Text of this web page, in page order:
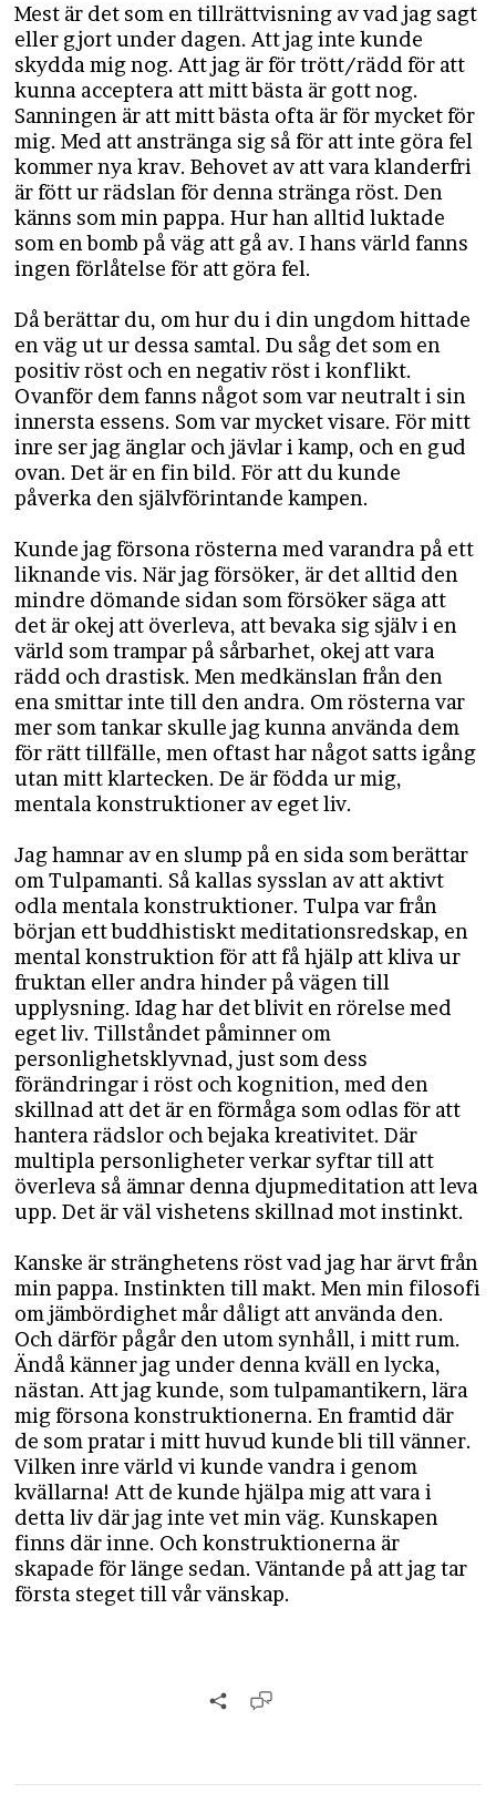
Mest är det som en tillrättvisning av vad jag sagt
eller gjort under dagen. Att jag inte kunde
skydda mig nog. Att jag är för trött/rädd för att
kunna acceptera att mitt bästa är gott nog.
Sanningen är att mitt bästa ofta är för mycket för
mig. Med att anstränga sig så för att inte göra fel
kommer nya krav. Behovet av att vara klanderfri
är fött ur rädslan för denna stränga röst. Den
känns som min pappa. Hur han alltid luktade
som en bomb på väg att gå av. I hans värld fanns
ingen förlåtelse för att göra fel.
Då berättar du, om hur du i din ungdom hittade
en väg ut ur dessa samtal. Du såg det som en
positiv röst och en negativ röst i konflikt.
Ovanför dem fanns något som var neutralt i sin
innersta essens. Som var mycket visare. För mitt
inre ser jag änglar och jävlar i kamp, och en gud
ovan. Det är en fin bild. För att du kunde
påverka den självförintande kampen.
Kunde jag försona rösterna med varandra på ett
liknande vis. När jag försöker, är det alltid den
mindre dömande sidan som försöker säga att
det är okej att överleva, att bevaka sig själv i en
värld som trampar på sårbarhet, okej att vara
rädd och drastisk. Men medkänslan från den
ena smittar inte till den andra. Om rösterna var
mer som tankar skulle jag kunna använda dem
för rätt tillfälle, men oftast har något satts igång
utan mitt klartecken. De är födda ur mig,
mentala konstruktioner av eget liv.
Jag hamnar av en slump på en sida som berättar
om Tulpamanti. Så kallas sysslan av att aktivt
odla mentala konstruktioner. Tulpa var från
början ett buddhistiskt meditationsredskap, en
mental konstruktion för att få hjälp att kliva ur
fruktan eller andra hinder på vägen till
upplysning. Idag har det blivit en rörelse med
eget liv. Tillståndet påminner om
personlighetsklyvnad, just som dess
förändringar i röst och kognition, med den
skillnad att det är en förmåga som odlas för att
hantera rädslor och bejaka kreativitet. Där
multipla personligheter verkar syftar till att
överleva så ämnar denna djupmeditation att leva
upp. Det är väl vishetens skillnad mot instinkt.
Kanske är stränghetens röst vad jag har ärvt från
min pappa. Instinkten till makt. Men min filosofi
om jämbördighet mår dåligt att använda den.
Och därför pågår den utom synhåll, i mitt rum.
Ändå känner jag under denna kväll en lycka,
nästan. Att jag kunde, som tulpamantikern, lära
mig försona konstruktionerna. En framtid där
de som pratar i mitt huvud kunde bli till vänner.
Vilken inre värld vi kunde vandra i genom
kvällarna! Att de kunde hjälpa mig att vara i
detta liv där jag inte vet min väg. Kunskapen
finns där inne. Och konstruktionerna är
skapade för länge sedan. Väntande på att jag tar
första steget till vår vänskap.